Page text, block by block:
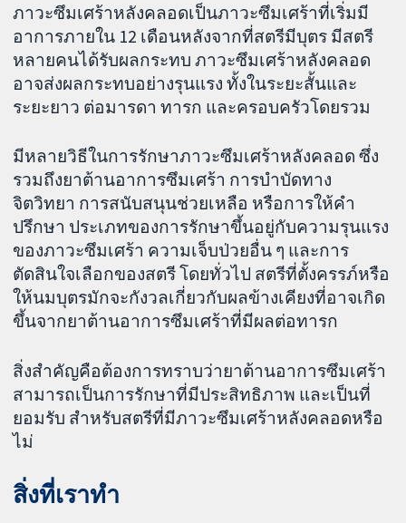
ภาวะซึมเศร้าหลังคลอดเป็นภาวะซึมเศร้าที่เริ่มมี
อาการภายใน 12 เดือนหลังจากที่สตรีมีบุตร มีสตรี
หลายคนได้รับผลกระทบ ภาวะซึมเศร้าหลังคลอด
อาจส่งผลกระทบอย่างรุนแรง ทั้งในระยะสั้นและ
ระยะยาว ต่อมารดา ทารก และครอบครัวโดยรวม
มีหลายวิธีในการรักษาภาวะซึมเศร้าหลังคลอด ซึ่ง
รวมถึงยาต้านอาการซึมเศร้า การบำบัดทาง
จิตวิทยา การสนับสนุนช่วยเหลือ หรือการให้คำ
ปรึกษา ประเภทของการรักษาขึ้นอยู่กับความรุนแรง
ของภาวะซึมเศร้า ความเจ็บป่วยอื่น ๆ และการ
ตัดสินใจเลือกของสตรี โดยทั่วไป สตรีที่ตั้งครรภ์หรือ
ให้นมบุตรมักจะกังวลเกี่ยวกับผลข้างเคียงที่อาจเกิด
ขึ้นจากยาต้านอาการซึมเศร้าที่มีผลต่อทารก
สิ่งสำคัญคือต้องการทราบว่ายาต้านอาการซึมเศร้า
สามารถเป็นการรักษาที่มีประสิทธิภาพ และเป็นที่
ยอมรับ สำหรับสตรีที่มีภาวะซึมเศร้าหลังคลอดหรือ
ไม่
สิ่งที่เราทำ